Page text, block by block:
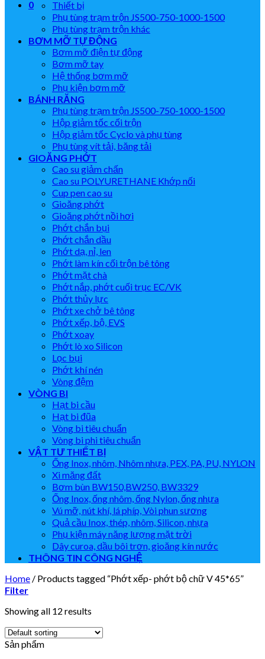
0
Thiết bị
Phụ tùng trạm trộn JS500-750-1000-1500
Phụ tùng trạm trộn khác
BƠM MỠ TỰ ĐỘNG
Bơm mỡ điện tự động
Bơm mỡ tay
Hệ thống bơm mỡ
Phụ kiện bơm mỡ
BÁNH RĂNG
Phụ tùng trạm trộn JS500-750-1000-1500
Hộp giảm tốc cối trộn
Hộp giảm tốc Cyclo và phụ tùng
Phụ tùng vít tải, băng tải
GIOĂNG PHỚT
Cao su giảm chấn
Cao su POLYURETHANE Khớp nối
Cup pen cao su
Gioăng phớt
Gioăng phớt nồi hơi
Phớt chắn bụi
Phớt chắn dầu
Phớt dạ, nỉ, len
Phớt làm kín cối trộn bê tông
Phớt mặt chà
Phớt nắp, phớt cuối trục EC/VK
Phớt thủy lực
Phớt xe chở bê tông
Phớt xếp, bộ, EVS
Phớt xoay
Phớt lò xo Silicon
Lọc bụi
Phớt khí nén
Vòng đệm
VÒNG BI
Hạt bi cầu
Hạt bi đũa
Vòng bi tiêu chuẩn
Vòng bi phi tiêu chuẩn
VẬT TƯ THIẾT BỊ
Ống Inox, nhôm, Nhôm nhựa, PEX, PA, PU, NYLON
Xi măng đất
Bơm bùn BW150,BW250, BW3329
Ống Inox, ống nhôm, ống Nylon, ống nhựa
Vú mỡ, nút khí, lá phíp, Vòi phun sương
Quả cầu Inox, thép, nhôm, Silicon, nhựa
Phụ kiện máy năng lượng mặt trời
Dây curoa, dầu bôi trơn, gioăng kín nước
THÔNG TIN CÔNG NGHỆ
Home / Products tagged “Phớt xếp- phớt bộ chữ V 45*65”
Filter
Showing all 12 results
Sản phẩm